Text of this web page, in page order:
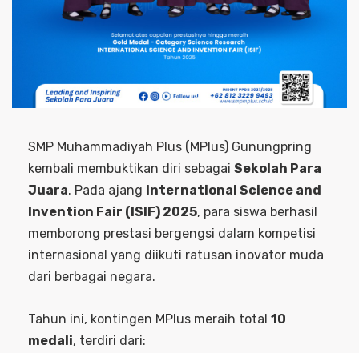
SMP Muhammadiyah Plus (MPlus) Gunungpring
kembali membuktikan diri sebagai Sekolah Para
Juara. Pada ajang International Science and
Invention Fair (ISIF) 2025, para siswa berhasil
memborong prestasi bergengsi dalam kompetisi
internasional yang diikuti ratusan inovator muda
dari berbagai negara.
Tahun ini, kontingen MPlus meraih total 10
medali, terdiri dari: